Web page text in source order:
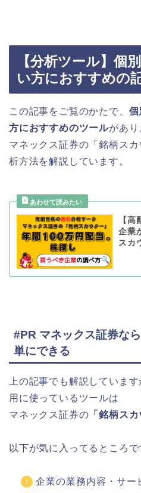
【分析ツール】個
い方におすすめの
この記事をご覧のかたで、 個
方におすすめのツールがあり
マネックス証券の「銘柄ス
析方法を解説しています。
【
企業
スカ
#PR マネックス証券な
単にできる
上の記事でも解説していま
用に使っているツールは
マネックス証券の 「銘柄スカ
以下が気に入ってるところで
企業の業務内容・サー